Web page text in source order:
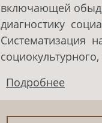
включающей
диагностику
Систематизация
Подробнее